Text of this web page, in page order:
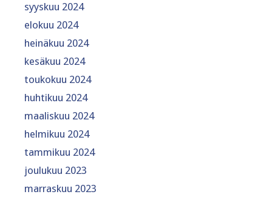
syyskuu 2024
elokuu 2024
heinäkuu 2024
kesäkuu 2024
toukokuu 2024
huhtikuu 2024
maaliskuu 2024
helmikuu 2024
tammikuu 2024
joulukuu 2023
marraskuu 2023